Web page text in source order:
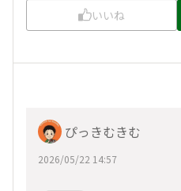
いいね
ぴっきむきむ
2026/05/22 14:57